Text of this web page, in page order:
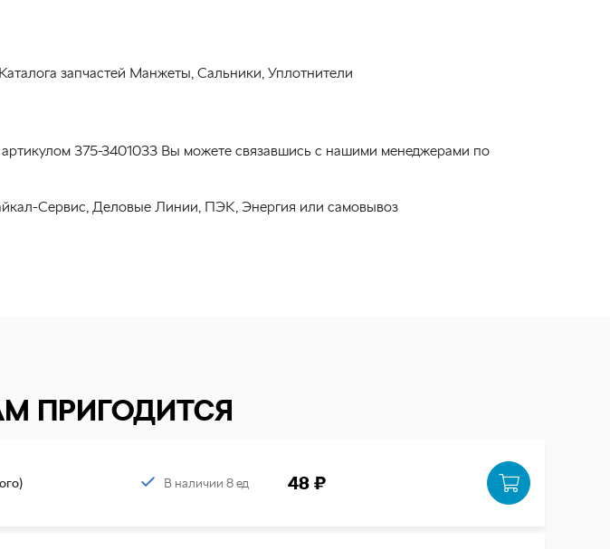
запчастей Манжеты, Сальники, Уплотнители
375-3401033 Вы можете связавшись с нашими менеджерами по
Сервис, Деловые Линии, ПЭК, Энергия или самовывоз
ПРИГОДИТСЯ
В наличии 8 ед 48 ₽